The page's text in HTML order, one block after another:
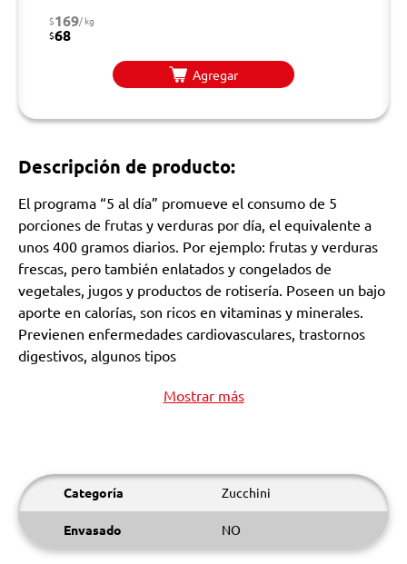
$169/ kg
$68
Agregar
Descripción de producto:
El programa “5 al día” promueve el consumo de 5
porciones de frutas y verduras por día, el equivalente a
unos 400 gramos diarios. Por ejemplo: frutas y verduras
frescas, pero también enlatados y congelados de
vegetales, jugos y productos de rotisería. Poseen un bajo
aporte en calorías, son ricos en vitaminas y minerales.
Previenen enfermedades cardiovasculares, trastornos
digestivos, algunos tipos
Mostrar más
Categoría Zucchini
Envasado NO